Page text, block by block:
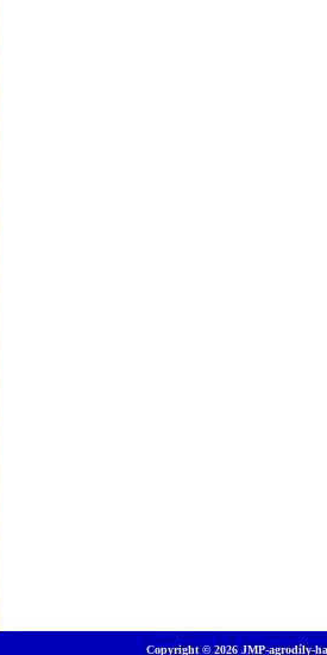
Copyright © 2026 JMP-agrodíly-